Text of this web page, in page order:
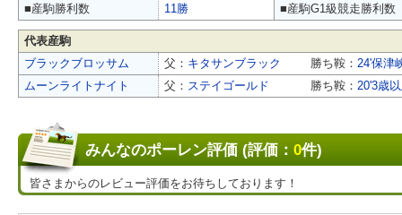
■産駒勝利数
11勝 ■産駒G1級競走勝利数
代表産駒
ブラックブロッサム
父： キタサンブラック 勝ち鞍： 24'保津
ムーンライトナイト
父： ステイゴールド 勝ち鞍： 20'3歳
みんなのポーレン評価 (評価： 0件)
皆さまからのレビュー評価をお待ちしております！